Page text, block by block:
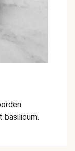
basilicum.